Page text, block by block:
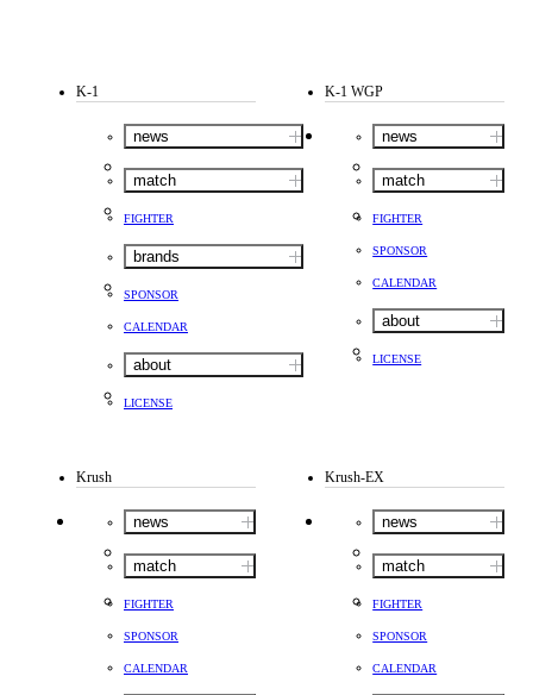
K-1
news
match
FIGHTER
brands
SPONSOR
CALENDAR
about
LICENSE
K-1 WGP
news
match
FIGHTER
SPONSOR
CALENDAR
about
LICENSE
Krush
news
match
FIGHTER
SPONSOR
CALENDAR
Krush-EX
news
match
FIGHTER
SPONSOR
CALENDAR